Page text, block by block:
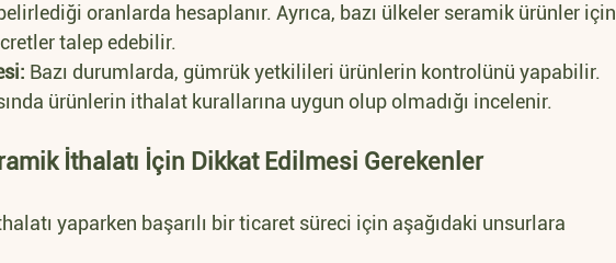
oranlarda hesaplanır. Ayrıca, bazı ülkeler seramik ürünler için
talep edebilir.
Bazı durumlarda, gümrük yetkilileri ürünlerin kontrolünü yapabilir.
ürünlerin ithalat kurallarına uygun olup olmadığı incelenir.
İthalatı İçin Dikkat Edilmesi Gerekenler
yaparken başarılı bir ticaret süreci için aşağıdaki unsurlara